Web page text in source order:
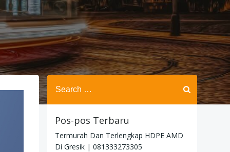
Search
for:
Pos-pos Terbaru
Termurah Dan Terlengkap HDPE AMD
Di Gresik | 081333273305